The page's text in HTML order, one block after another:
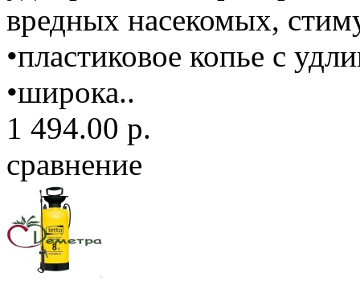
вредных насекомых,
•пластиковое копье с
•широка..
1 494.00 р.
сравнение